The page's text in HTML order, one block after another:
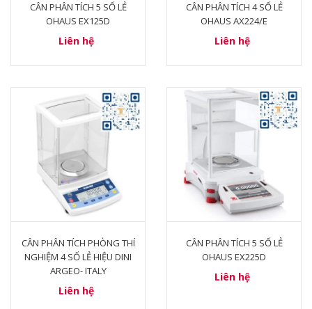
CÂN PHÂN TÍCH 5 SỐ LẺ
OHAUS EX125D
Liên hệ
CÂN PHÂN TÍCH 4 SỐ LẺ
OHAUS AX224/E
Liên hệ
CÂN PHÂN TÍCH PHÒNG THÍ
NGHIỆM 4 SỐ LẺ HIỆU DINI
ARGEO- ITALY
Liên hệ
CÂN PHÂN TÍCH 5 SỐ LẺ
OHAUS EX225D
Liên hệ